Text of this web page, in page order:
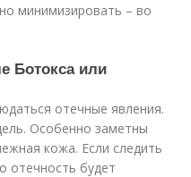
минимизировать – во
Ботокса или
отечные явления.
Особенно заметны
кожа. Если следить
отечность будет